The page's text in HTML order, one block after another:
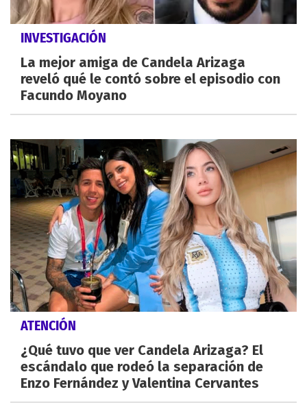
INVESTIGACIÓN
La mejor amiga de Candela Arizaga
reveló qué le contó sobre el episodio con
Facundo Moyano
ATENCIÓN
¿Qué tuvo que ver Candela Arizaga? El
escándalo que rodeó la separación de
Enzo Fernández y Valentina Cervantes